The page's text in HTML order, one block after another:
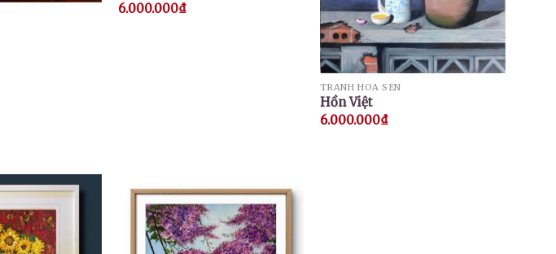
6.000.000₫
TRANH HOA SEN
Hồn Việt
6.000.000₫